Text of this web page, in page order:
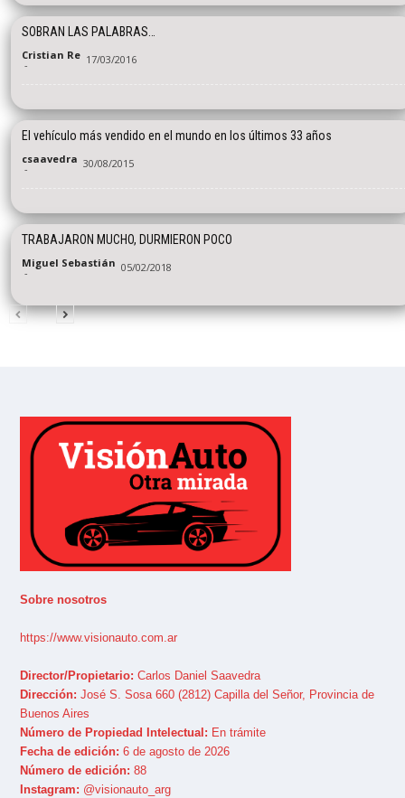
SOBRAN LAS PALABRAS…
Cristian Re
- 17/03/2016
El vehículo más vendido en el mundo en los últimos 33 años
csaavedra
- 30/08/2015
TRABAJARON MUCHO, DURMIERON POCO
Miguel Sebastián
- 05/02/2018
Sobre nosotros
https://www.visionauto.com.ar
Director/Propietario: Carlos Daniel Saavedra
Dirección: José S. Sosa 660 (2812) Capilla del Señor, Provincia de
Buenos Aires
Número de Propiedad Intelectual: En trámite
Fecha de edición: 6 de agosto de 2026
Número de edición: 88
Instagram: @visionauto_arg